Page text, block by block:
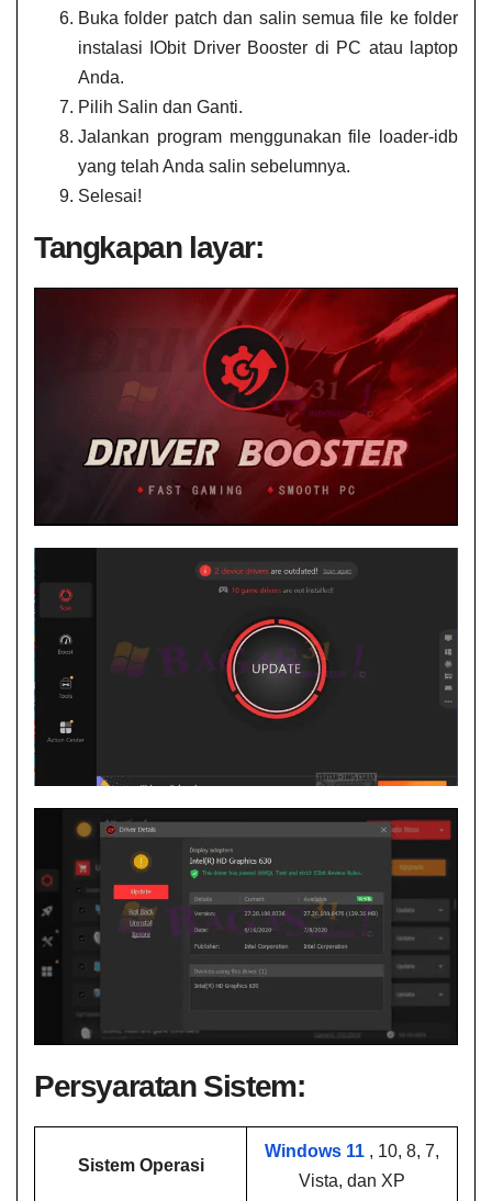
Buka folder patch dan salin semua file ke folder
instalasi IObit Driver Booster di PC atau laptop
Anda.
Pilih Salin dan Ganti.
Jalankan program menggunakan file loader-idb
yang telah Anda salin sebelumnya.
Selesai!
Tangkapan layar:
Persyaratan Sistem:
Sistem Operasi
Windows 11 , 10, 8, 7,
Vista, dan XP